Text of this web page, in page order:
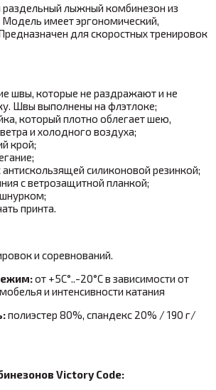
лыжный комбинезон из
Модель имеет эргономический,
для скоростных тренировок
швы, которые не раздражают и не
Швы выполнены на флэтлоке;
который плотно облегает шею,
и холодного воздуха;
крой;
антискользящей силиконовой резинкой;
с ветрозащитной планкой;
принта.
и соревнований.
от +5С°..-20°С в зависимости от
и интенсивности катания
полиэстер 80%, спандекс 20% / 190 г/
Victory Code: